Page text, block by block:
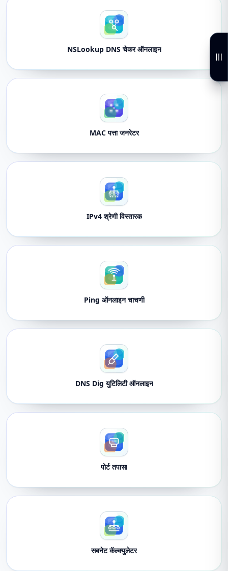
NSLookup DNS चेकर ऑनलाइन
MAC पत्ता जनरेटर
IPv4 श्रेणी विस्तारक
Ping ऑनलाइन चाचणी
DNS Dig युटिलिटी ऑनलाइन
पोर्ट तपासा
सबनेट कॅल्क्युलेटर